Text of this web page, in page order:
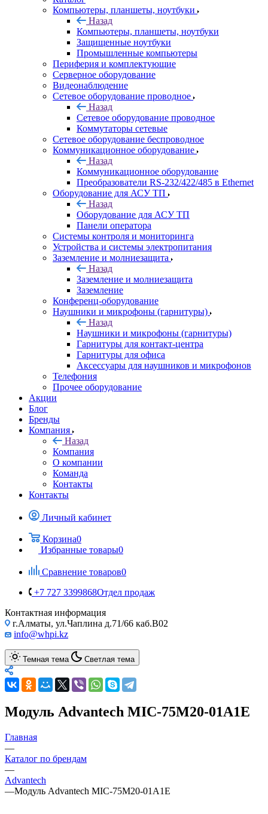
Компьютеры, планшеты, ноутбуки
Назад
Компьютеры, планшеты, ноутбуки
Защищенные ноутбуки
Промышленные компьютеры
Периферия и комплектующие
Серверное оборудование
Видеонаблюдение
Сетевое оборудование проводное
Назад
Сетевое оборудование проводное
Коммутаторы сетевые
Сетевое оборудование беспроводное
Коммуникационное оборудование
Назад
Коммуникационное оборудование
Преобразователи RS-232/422/485 в Ethernet
Оборудование для АСУ ТП
Назад
Оборудование для АСУ ТП
Панели оператора
Системы контроля и мониторинга
Устройства и системы электропитания
Заземление и молниезащита
Назад
Заземление и молниезащита
Заземление
Конференц-оборудование
Наушники и микрофоны (гарнитуры)
Назад
Наушники и микрофоны (гарнитуры)
Гарнитуры для контакт-центра
Гарнитуры для офиса
Аксессуары для наушников и микрофонов
Телефония
Прочее оборудование
Акции
Блог
Бренды
Компания
Назад
Компания
О компании
Команда
Контакты
Контакты
Личный кабинет
Корзина0
Избранные товары0
Сравнение товаров0
+7 727 3399868Отдел продаж
Контактная информация
г.Алматы, ул.Чаплина д.71/66 каб.B02
info@whpi.kz
Темная тема Светлая тема
Модуль Advantech MIC-75M20-01A1E
Главная
—
Каталог по брендам
—
Advantech
—Модуль Advantech MIC-75M20-01A1E